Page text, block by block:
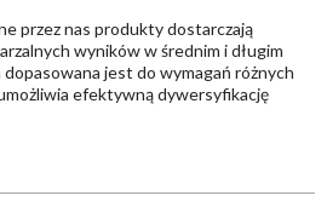
przez nas produkty dostarczają
wyników w średnim i długim
jest do wymagań różnych
efektywną dywersyfikację